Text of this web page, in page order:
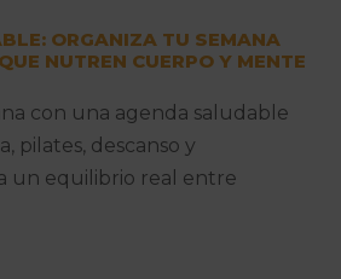
ORGANIZA TU SEMANA
NUTREN CUERPO Y MENTE
con una agenda saludable
pilates, descanso y
un equilibrio real entre